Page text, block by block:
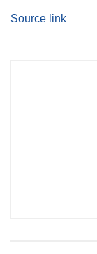
Source link